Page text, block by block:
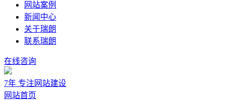
网站案例
新闻中心
关于瑞朗
联系瑞朗
在线咨询
7年 专注网站建设
网站首页